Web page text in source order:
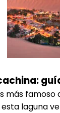
más famoso
laguna